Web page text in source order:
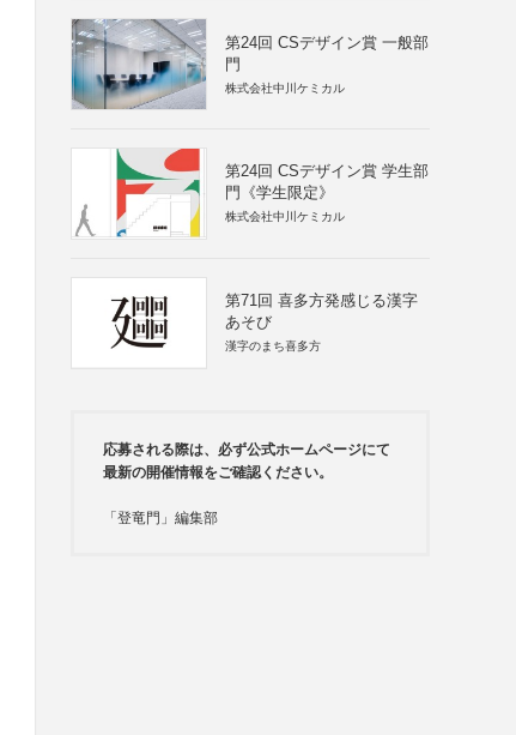
第24回 CSデザイン賞 一般部
門
株式会社中川ケミカル
第24回 CSデザイン賞 学生部
門《学生限定》
株式会社中川ケミカル
第71回 喜多方発感じる漢字
あそび
漢字のまち喜多方
応募される際は、必ず公式ホームページにて
最新の開催情報をご確認ください。
「登竜門」編集部